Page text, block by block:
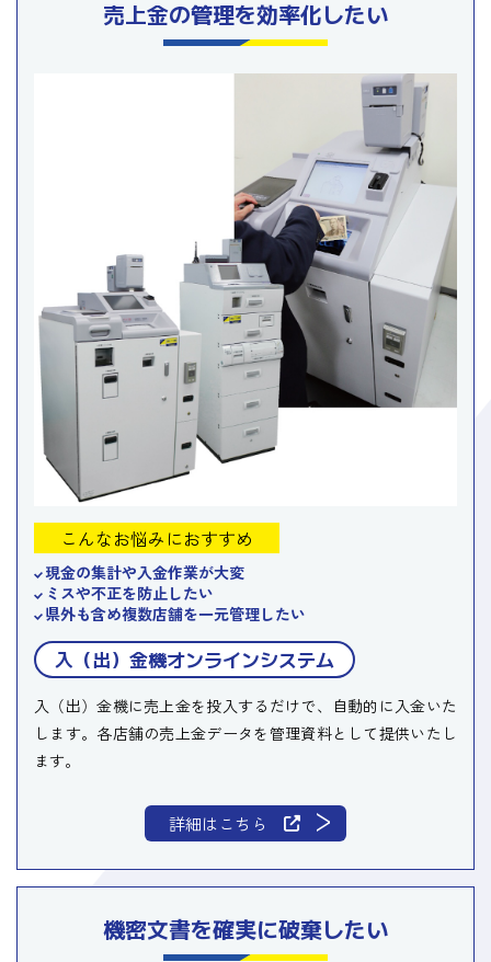
売上金の管理を効率化したい
こんなお悩みにおすすめ
現金の集計や入金作業が大変
ミスや不正を防止したい
県外も含め複数店舗を一元管理したい
入（出）金機オンラインシステム
入（出）金機に売上金を投入するだけで、自動的に入金いた
します。各店舗の売上金データを管理資料として提供いたし
ます。
詳細はこちら
機密文書を確実に破棄したい